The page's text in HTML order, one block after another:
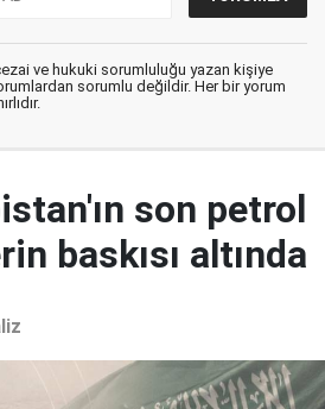
ve hukuki sorumluluğu yazan kişiye
sorumlu değildir. Her bir yorum
son petrol
baskısı altında